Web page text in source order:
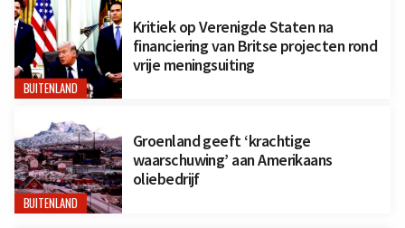
BUITENLAND
Kritiek op Verenigde Staten na
financiering van Britse projecten rond
vrije meningsuiting
BUITENLAND
Groenland geeft ‘krachtige
waarschuwing’ aan Amerikaans
oliebedrijf